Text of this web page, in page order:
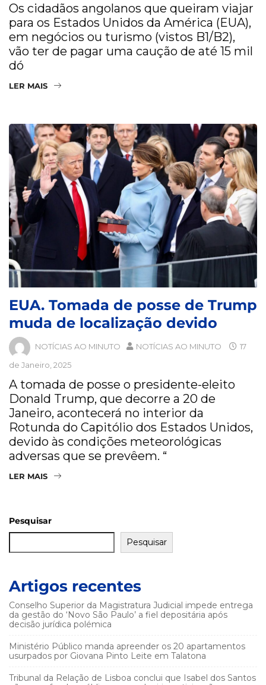
Os cidadãos angolanos que queiram viajar
para os Estados Unidos da América (EUA),
em negócios ou turismo (vistos B1/B2),
vão ter de pagar uma caução de até 15 mil
dó
LER MAIS
EUA. Tomada de posse de Trump
muda de localização devido
NOTÍCIAS AO MINUTO NOTÍCIAS AO MINUTO
17
de Janeiro, 2025
A tomada de posse o presidente-eleito
Donald Trump, que decorre a 20 de
Janeiro, acontecerá no interior da
Rotunda do Capitólio dos Estados Unidos,
devido às condições meteorológicas
adversas que se prevêem. “
LER MAIS
Pesquisar
Pesquisar
Artigos recentes
Conselho Superior da Magistratura Judicial impede entrega
da gestão do ‘Novo São Paulo’ a fiel depositária após
decisão jurídica polémica
Ministério Público manda apreender os 20 apartamentos
usurpados por Giovana Pinto Leite em Talatona
Tribunal da Relação de Lisboa conclui que Isabel dos Santos